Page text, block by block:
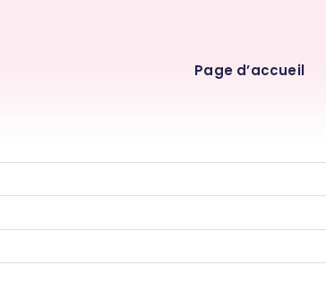
Page d’accueil